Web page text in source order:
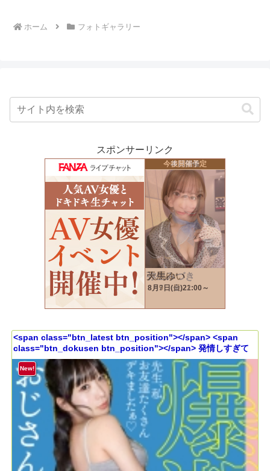
ホーム フォトギャラリー
スポンサーリンク
<span class="btn_latest btn_position"></span> <span
class="btn_dokusen btn_position"></span> 発情しすぎて
汗だく。気持ち良すぎて痙攣イキ潮吹き。若いってすばらし
い。ぴちぴち10代と朦朧とするまで汗まみれ汁まみれSEX。
【JDハメハメ_001】
New!